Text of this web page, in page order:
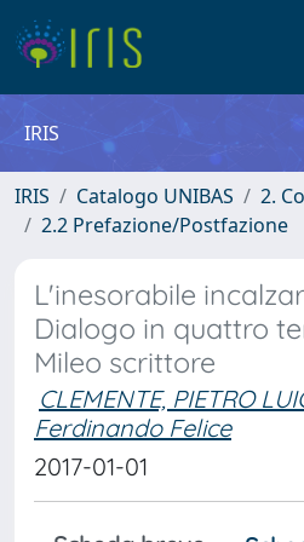
IRIS
IRIS Catalogo UNIBAS
2.
2.2 Prefazione/Postfazione
L'inesorabile
Dialogo in quattro
Mileo scrittore
CLEMENTE, PIETRO
Ferdinando Felice
2017-01-01